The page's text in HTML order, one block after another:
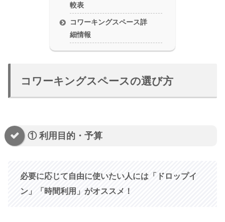
較表
コワーキングスペース詳
細情報
コワーキングスペースの選び方
① 利用目的・予算
必要に応じて自由に使いたい人には「ドロップイ
ン」「時間利用」がオススメ！